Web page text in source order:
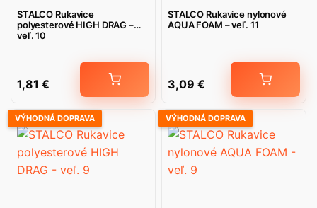
STALCO Rukavice
polyesterové HIGH DRAG –
veľ. 10
1,81 €
STALCO Rukavice nylonové
AQUA FOAM – veľ. 11
3,09 €
VÝHODNÁ DOPRAVA VÝHODNÁ DOPRAVA